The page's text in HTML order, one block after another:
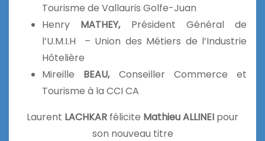
Tourisme de Vallauris Golfe-Juan
Henry MATHEY,Président Général de
l’U.M.I.H – Union des Métiers de l’Industrie
Hôtelière
Mireille BEAU,Conseiller Commerce et
Tourisme à la CCI CA
Laurent LACHKAR félicite Mathieu ALLINEI pour
son nouveau titre